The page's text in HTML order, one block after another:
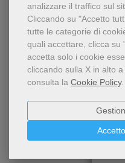
analizzare il traffico sul
Cliccando su "Accetto
tutte le categorie di
quali accettare, clicca su
accetta solo i cookie
cliccando sulla X in alto a
consulta la Cookie Policy.
Chi ha visto
ha